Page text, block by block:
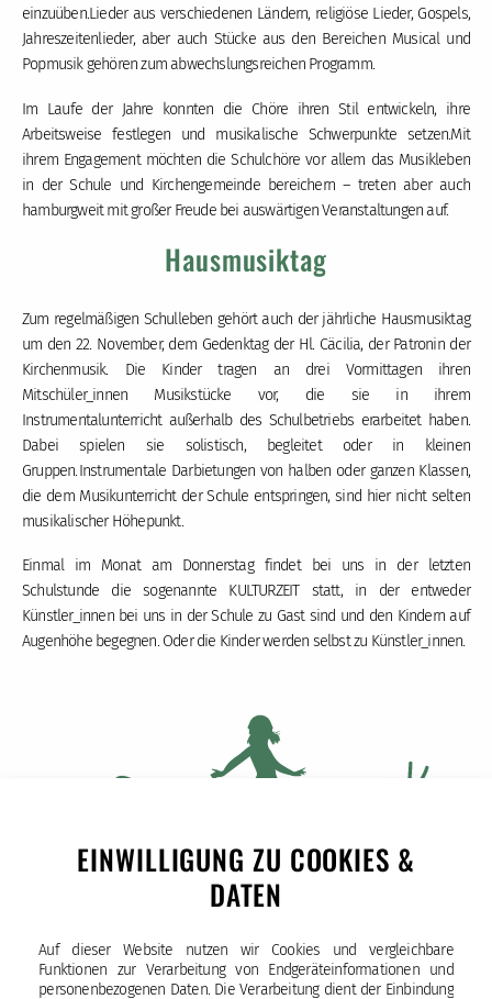
EINWILLIGUNG ZU COOKIES &
DATEN
Auf dieser Website nutzen wir Cookies und vergleichbare
Funktionen zur Verarbeitung von Endgeräteinformationen und
personenbezogenen Daten. Die Verarbeitung dient der Einbindung
einzuüben.Lieder aus verschiedenen Ländern, religiöse Lieder, Gospels,
Jahreszeitenlieder, aber auch Stücke aus den Bereichen Musical und
Popmusik gehören zum abwechslungsreichen Programm.
Im Laufe der Jahre konnten die Chöre ihren Stil entwickeln, ihre
Arbeitsweise festlegen und musikalische Schwerpunkte setzen.Mit
ihrem Engagement möchten die Schulchöre vor allem das Musikleben
in der Schule und Kirchengemeinde bereichern – treten aber auch
hamburgweit mit großer Freude bei auswärtigen Veranstaltungen auf.
Hausmusiktag
Zum regelmäßigen Schulleben gehört auch der jährliche Hausmusiktag
um den 22. November, dem Gedenktag der Hl. Cäcilia, der Patronin der
Kirchenmusik. Die Kinder tragen an drei Vormittagen ihren
Mitschüler_innen Musikstücke vor, die sie in ihrem
Instrumentalunterricht außerhalb des Schulbetriebs erarbeitet haben.
Dabei spielen sie solistisch, begleitet oder in kleinen
Gruppen. Instrumentale Darbietungen von halben oder ganzen Klassen,
die dem Musikunterricht der Schule entspringen, sind hier nicht selten
musikalischer Höhepunkt.
Einmal im Monat am Donnerstag findet bei uns in der letzten
Schulstunde die sogenannte KULTURZEIT statt, in der entweder
Künstler_innen bei uns in der Schule zu Gast sind und den Kindern auf
Augenhöhe begegnen. Oder die Kinder werden selbst zu Künstler_innen.